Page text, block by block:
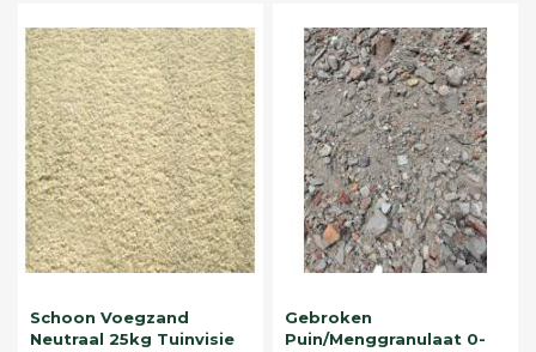
Schoon Voegzand
Neutraal 25kg Tuinvisie
Gebroken
Puin/Menggranulaat 0-